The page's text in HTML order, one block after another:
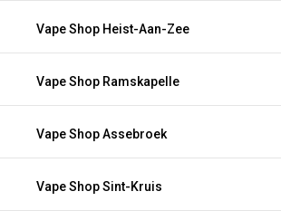
Vape Shop Heist-Aan-Zee
Vape Shop Ramskapelle
Vape Shop Assebroek
Vape Shop Sint-Kruis